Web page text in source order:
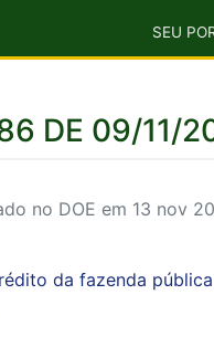
SEU
DE 09/11/
no DOE em 13 nov
da fazenda